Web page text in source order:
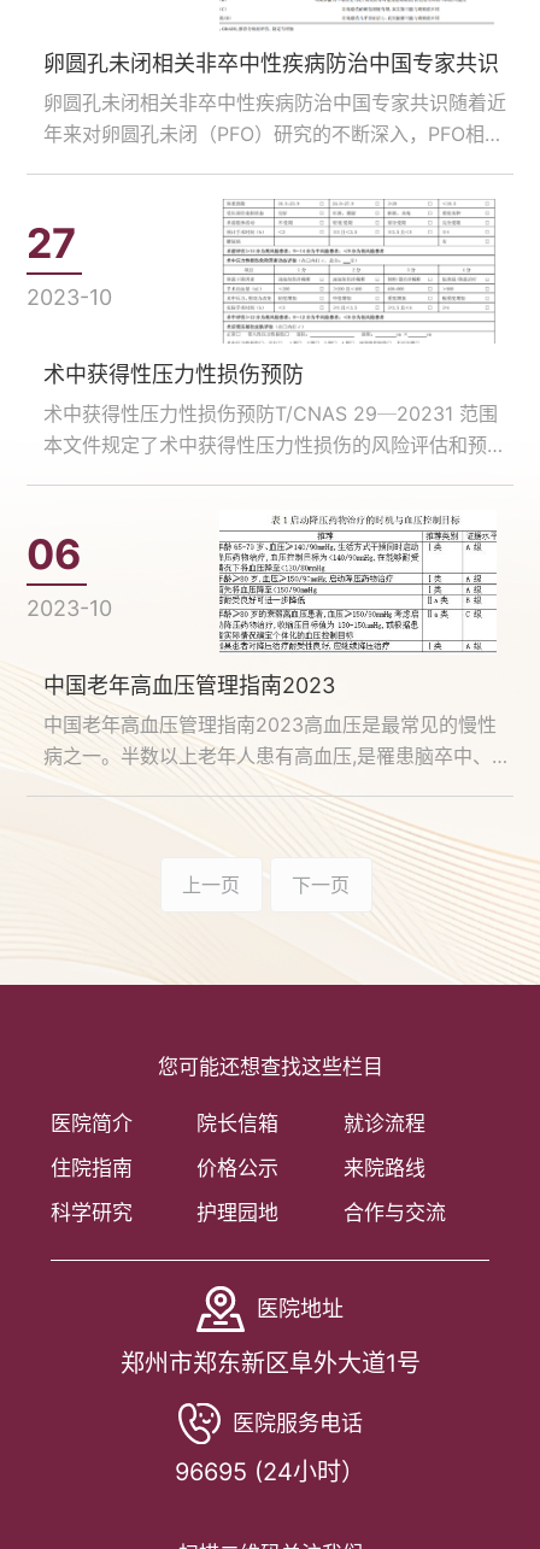
卵圆孔未闭相关非卒中性疾病防治中国专家共识
卵圆孔未闭相关非卒中性疾病防治中国专家共识随着近
年来对卵圆孔未闭（PFO）研究的不断深入，PFO相关
一致认可，相继制定了PFO相关共识或指南。目前，临
床上除对PFO相关卒中患者进行介入封堵PFO外，PFO
合并……...
27
2023-10
术中获得性压力性损伤预防
术中获得性压力性损伤预防T/CNAS 29─20231 范围
本文件规定了术中获得性压力性损伤的风险评估和预防
件本文件没有规范性引用文件。3 术语和定义下列
术……...
06
2023-10
中国老年高血压管理指南2023
中国老年高血压管理指南2023高血压是最常见的慢性
病之一。半数以上老年人患有高血压,是罹患脑卒中、心
肌梗死乃至造成心血管死亡的首要危险因素。老年人是
一个独特的群体,高血压的预防、诊断、评估和治疗策略
与一般人群显著不同。为提高中国老年高血压的防治水
上一页 下一页
您可能还想查找这些栏目
医院简介 院长信箱
就诊流程
住院指南
价格公示
来院路线
科学研究
护理园地 合作与交流
医院地址
郑州市郑东新区阜外大道1号
医院服务电话
96695 (24小时）